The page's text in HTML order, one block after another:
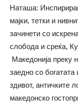
Наташа:
мајки, тетки и
зачинети со
слобода и среќа,
Македонија преку
заедно со богатата
здивот, античките
македонско